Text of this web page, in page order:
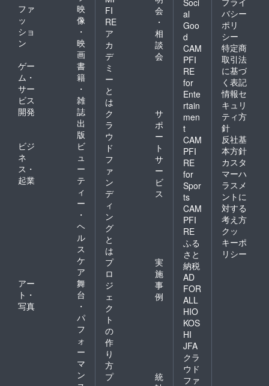
本国内
のみご
指定い
ただけ
ます。
ファ
ッ
ショ
ン
映
像
・
映
画
ゲー
ム・
サー
ビス
開発
書
籍
・
雑
誌
出
版
ビジ
ネ
ス・
起業
ビ
ュ
ー
テ
ィ
ー
・
ヘ
ル
ス
ケ
ア
アー
ト・
写真
舞
台
・
パ
フ
ォ
ー
マ
ン
FI
RE
ア
カ
デ
ミ
ー
と
は
会
・
相
談
会
ク
ラ
ウ
ド
フ
ァ
ン
デ
ィ
ン
グ
と
は
サ
ポ
ー
ト
サ
ー
ビ
ス
プ
ロ
ジ
ェ
ク
ト
の
作
り
方
実
施
事
例
プ
統
al
Goo
d
CAM
PFI
RE
for
Ente
rtain
men
t
CAM
PFI
RE
for
Spor
ts
CAM
PFI
RE
ふる
さと
納税
AD
FOR
ALL
HIO
KOS
HI
JFA
クラ
ウド
ファ
バシー
ポリ
シー
特定商
取引法
に基づ
く表記
情報セ
キュリ
ティ方
針
反社基
本方針
カスタ
マーハ
ラスメ
ントに
対する
考え方
クッ
キーポ
リシー